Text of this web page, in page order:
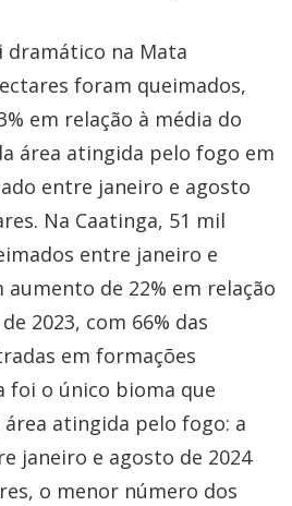
na Mata
foram queimados,
em relação à média do
área atingida pelo fogo em
entre janeiro e agosto
Na Caatinga, 51 mil
entre janeiro e
aumento de 22% em relação
2023, com 66% das
em formações
foi o único bioma que
atingida pelo fogo: a
janeiro e agosto de 2024
o menor número dos